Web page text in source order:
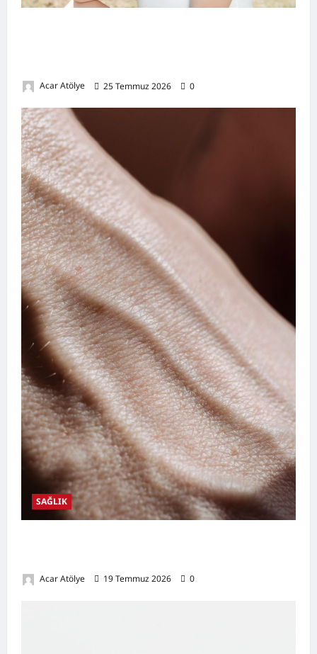
Acar Atölye 25 Temmuz 2026 0
SAĞLIK
Acar Atölye 19 Temmuz 2026 0